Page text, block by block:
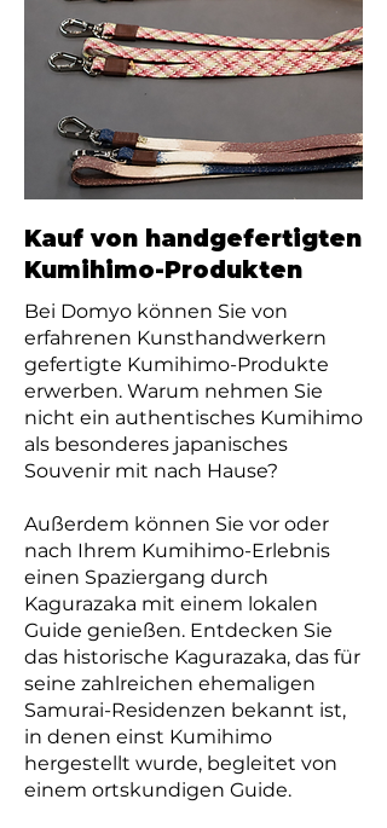
Kauf von handgefertigten
Kumihimo-Produkten
Bei Domyo können Sie von
erfahrenen Kunsthandwerkern
gefertigte Kumihimo-Produkte
erwerben. Warum nehmen Sie
nicht ein authentisches Kumihimo
als besonderes japanisches
Souvenir mit nach Hause?
Außerdem können Sie vor oder
nach Ihrem Kumihimo-Erlebnis
einen Spaziergang durch
Kagurazaka mit einem lokalen
Guide genießen. Entdecken Sie
das historische Kagurazaka, das für
seine zahlreichen ehemaligen
Samurai-Residenzen bekannt ist,
in denen einst Kumihimo
hergestellt wurde, begleitet von
einem ortskundigen Guide.